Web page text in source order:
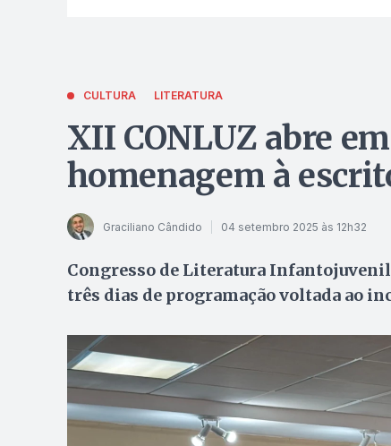
CULTURA LITERATURA
XII CONLUZ abre
homenagem à
Graciliano Cândido 04 setembro 2025 às 12h32
Congresso de Literatura Infantojuvenil
três dias de programação voltada ao